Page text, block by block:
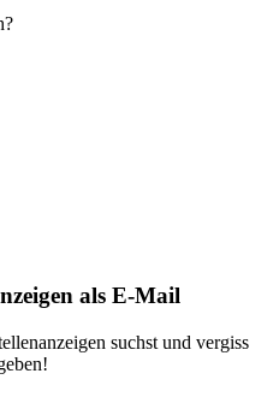
als E-Mail
suchst und vergiss